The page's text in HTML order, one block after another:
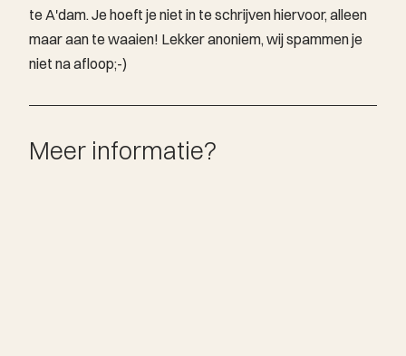
te A'dam. Je hoeft je niet in te schrijven hiervoor, alleen
maar aan te waaien! Lekker anoniem, wij spammen je
niet na afloop;-)
Meer informatie?